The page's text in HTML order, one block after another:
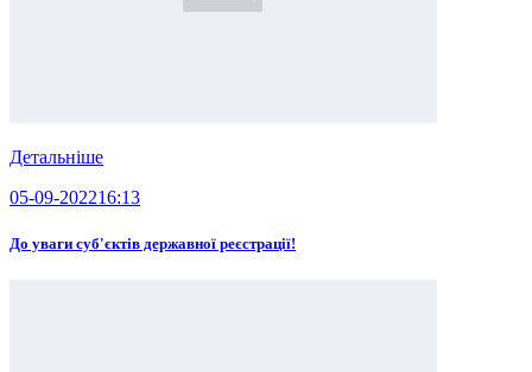
Детальніше
05-09-202216:13
До уваги суб'єктів державної реєстрації!